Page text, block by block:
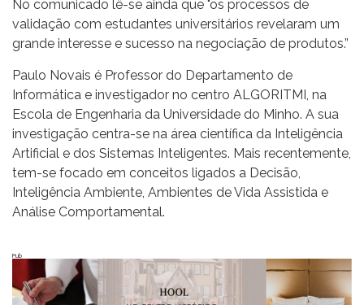
No comunicado lê-se ainda que "os processos de
validação com estudantes universitários revelaram um
grande interesse e sucesso na negociação de produtos.”
Paulo Novais é Professor do Departamento de
Informática e investigador no centro ALGORITMI, na
Escola de Engenharia da Universidade do Minho. A sua
investigação centra-se na área científica da Inteligência
Artificial e dos Sistemas Inteligentes. Mais recentemente,
tem-se focado em conceitos ligados a Decisão,
Inteligência Ambiente, Ambientes de Vida Assistida e
Análise Comportamental.
Pub